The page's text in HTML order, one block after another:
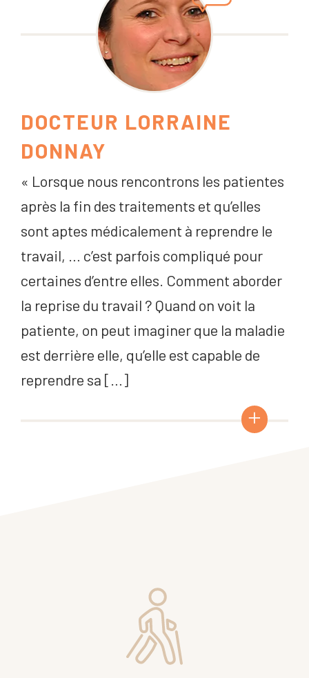
DOCTEUR LORRAINE
DONNAY
« Lorsque nous rencontrons les patientes
après la fin des traitements et qu’elles
sont aptes médicalement à reprendre le
travail, … c’est parfois compliqué pour
certaines d’entre elles. Comment aborder
la reprise du travail ? Quand on voit la
patiente, on peut imaginer que la maladie
est derrière elle, qu’elle est capable de
reprendre sa […]
+